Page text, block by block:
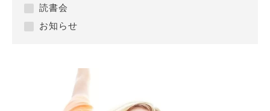
読書会
お知らせ